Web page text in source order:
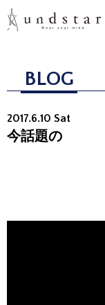
BLOG
2017.6.10 Sat
今話題の